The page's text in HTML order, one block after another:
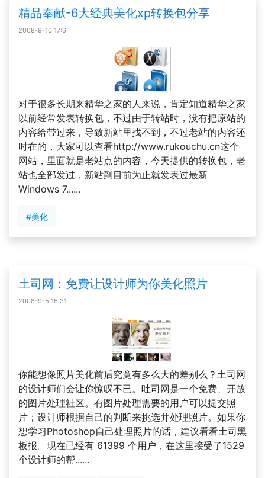
精品奉献-6大经典美化xp转换包分享
2008-9-10 17:6
对于很多长期来精华之家的人来说，肯定知道精华之家
以前经常发表转换包，不过由于转站时，没有把原站的
内容给带过来，导致新站里找不到，不过老站的内容还
时在的，大家可以查看http://www.rukouchu.cn这个
网站，里面就是老站点的内容，今天提供的转换包，老
站也全部发过，新站到目前为止就发表过最新
Windows 7......
#美化
土司网：免费让设计师为你美化照片
2008-9-5 16:31
你能想像照片美化前后究竟有多么大的差别么？土司网
的设计师们会让你惊叹不已。吐司网是一个免费、开放
的图片处理社区。有图片处理需要的用户可以提交照
片；设计师根据自己的判断来挑选并处理照片。如果你
想学习Photoshop自己处理照片的话，建议看看土司黑
板报。现在已经有 61399 个用户，在这里接受了1529
个设计师的帮......